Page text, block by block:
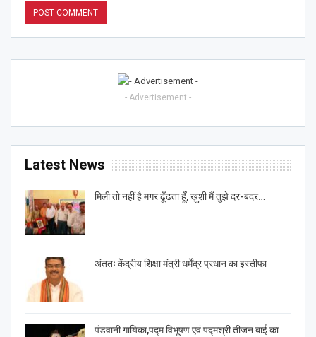
- Advertisement -
Latest News
मिली तो नहीं है मगर ढूँढता हूँ, ख़ुशी मैं तुझे दर-बदर…
अंततः केंद्रीय शिक्षा मंत्री धर्मेंद्र प्रधान का इस्तीफा
पंडवानी गायिका,पद्म विभूषण एवं पद्मश्री तीजन बाई का